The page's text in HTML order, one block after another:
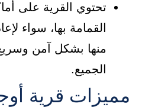
تحتوي القرية على
القمامة بها، سواء
منها بشكل آمن
الجميع.
مميزات قرية